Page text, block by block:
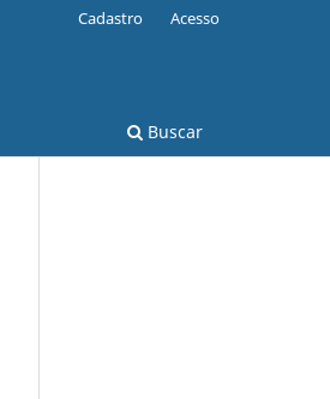
Buscar
Cadastro Acesso